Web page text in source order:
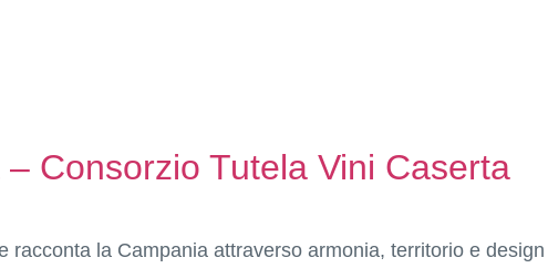
Consorzio Tutela Vini Caserta
la Campania attraverso armonia, territorio e